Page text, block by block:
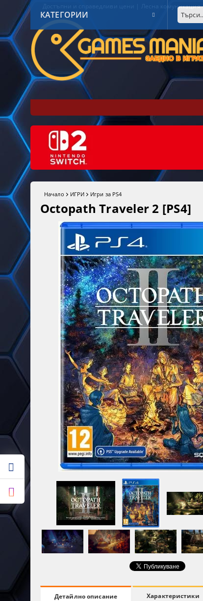
Достъпни и справедливи цени | Лесна
КАТЕГОРИИ
Начало ИГРИ Игри за PS4
Octopath Traveler 2 [PS4]
Детайлно описание Характеристики